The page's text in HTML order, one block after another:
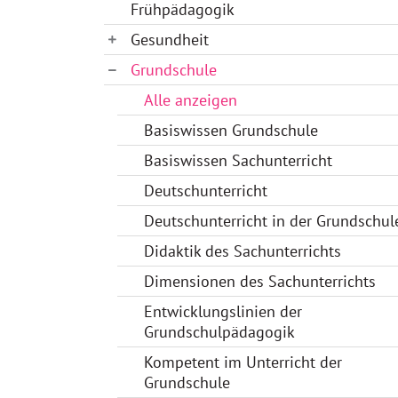
Frühpädagogik
Gesundheit
Grundschule
Alle anzeigen
Basiswissen Grundschule
Basiswissen Sachunterricht
Deutschunterricht
Deutschunterricht in der
Didaktik des Sachunterrichts
Dimensionen des Sachunterrichts
Entwicklungslinien der
Grundschulpädagogik
Kompetent im Unterricht der
Grundschule